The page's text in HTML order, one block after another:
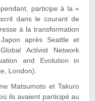
participe à la «
dans le courant de
à la transformation
après Seattle et
Activist Network
and Evolution in
London).
Matsumoto et Takuro
ils avaient participé au